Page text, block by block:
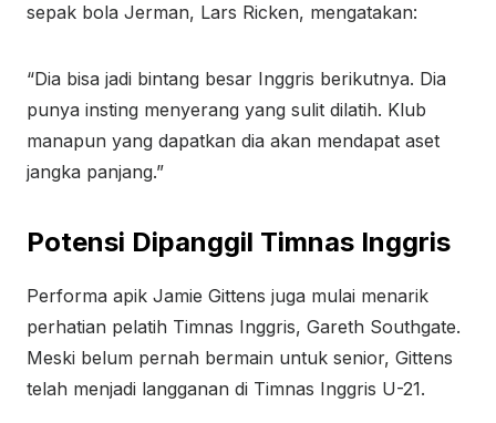
sepak bola Jerman, Lars Ricken, mengatakan:
“Dia bisa jadi bintang besar Inggris berikutnya. Dia
punya insting menyerang yang sulit dilatih. Klub
manapun yang dapatkan dia akan mendapat aset
jangka panjang.”
Potensi Dipanggil Timnas Inggris
Performa apik Jamie Gittens juga mulai menarik
perhatian pelatih Timnas Inggris, Gareth Southgate.
Meski belum pernah bermain untuk senior, Gittens
telah menjadi langganan di Timnas Inggris U-21.